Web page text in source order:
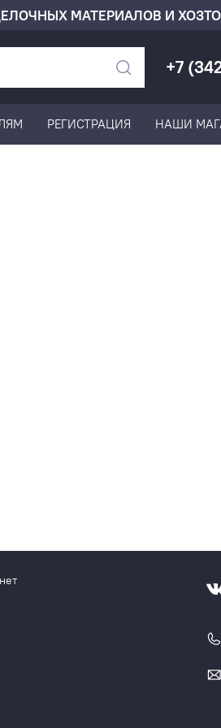
МАТЕРИАЛОВ И
+7
РЕГИСТРАЦИЯ НАШИ